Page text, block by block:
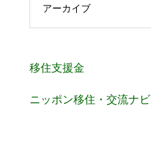
アーカイブ
移住支援金
ニッポン移住・交流ナビ